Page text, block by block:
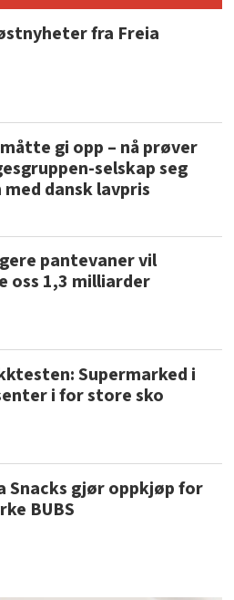
fra Freia
gi opp – nå prøver
selskap seg
med dansk lavpris
pantevaner vil
oss 1,3 milliarder
Supermarked i
i for store sko
Snacks gjør oppkjøp for
BUBS